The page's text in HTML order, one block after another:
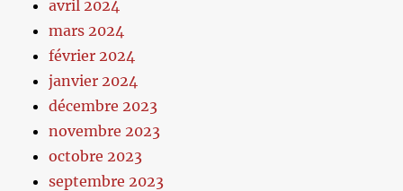
avril 2024
mars 2024
février 2024
janvier 2024
décembre 2023
novembre 2023
octobre 2023
septembre 2023